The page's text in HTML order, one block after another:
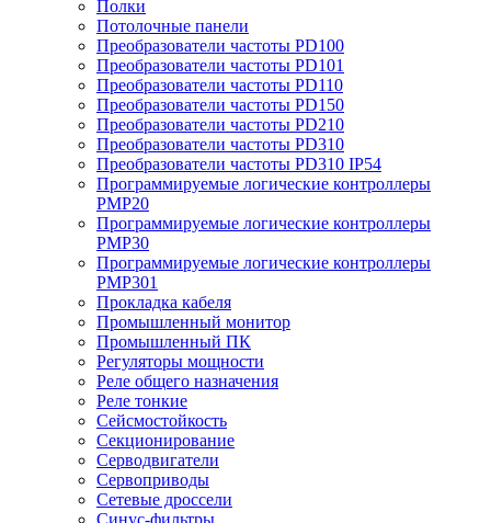
Полки
Потолочные панели
Преобразователи частоты PD100
Преобразователи частоты PD101
Преобразователи частоты PD110
Преобразователи частоты PD150
Преобразователи частоты PD210
Преобразователи частоты PD310
Преобразователи частоты PD310 IP54
Программируемые логические контроллеры
PMP20
Программируемые логические контроллеры
PMP30
Программируемые логические контроллеры
PMP301
Прокладка кабеля
Промышленный монитор
Промышленный ПК
Регуляторы мощности
Реле общего назначения
Реле тонкие
Сейсмостойкость
Секционирование
Серводвигатели
Сервоприводы
Сетевые дроссели
Синус-фильтры